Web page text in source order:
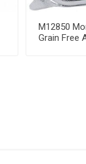
M12850
Grain Free